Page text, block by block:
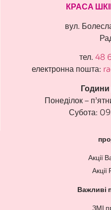
КРАСА
вул.
тел. 48
електронна пошта:
Понеділок –
Субота:
Акції
Важливі
ЗМІ